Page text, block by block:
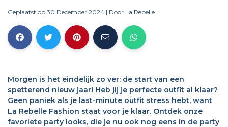
Geplaatst op 30 December 2024 | Door La Rebelle
Morgen is het eindelijk zo ver: de start van een
spetterend nieuw jaar! Heb jij je perfecte outfit al klaar?
Geen paniek als je last-minute outfit stress hebt, want
La Rebelle Fashion staat voor je klaar. Ontdek onze
favoriete party looks, die je nu ook nog eens in de party